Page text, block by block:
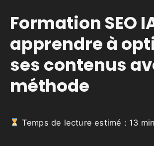
Formation SEO
apprendre à
ses contenus
méthode
Temps de lecture estimé : 13